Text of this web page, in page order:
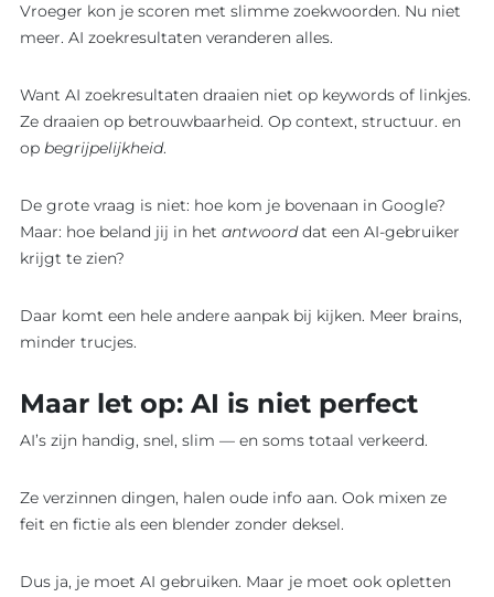
Vroeger kon je scoren met slimme zoekwoorden. Nu niet
meer. AI zoekresultaten veranderen alles.
Want AI zoekresultaten draaien niet op keywords of linkjes.
Ze draaien op betrouwbaarheid. Op context, structuur. en
op begrijpelijkheid.
De grote vraag is niet: hoe kom je bovenaan in Google?
Maar: hoe beland jij in het antwoorddat een AI-gebruiker
krijgt te zien?
Daar komt een hele andere aanpak bij kijken. Meer brains,
minder trucjes.
Maar let op: AI is niet perfect
AI’s zijn handig, snel, slim — en soms totaal verkeerd.
Ze verzinnen dingen, halen oude info aan. Ook mixen ze
feit en fictie als een blender zonder deksel.
Dus ja, je moet AI gebruiken. Maar je moet ook opletten